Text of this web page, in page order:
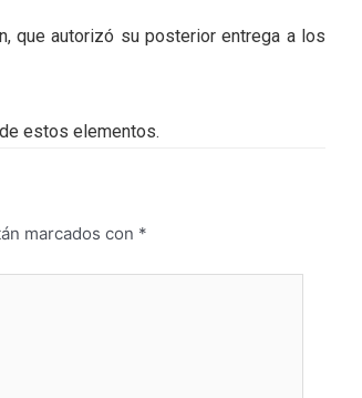
que autorizó su posterior entrega a los
estos elementos.
marcados con *